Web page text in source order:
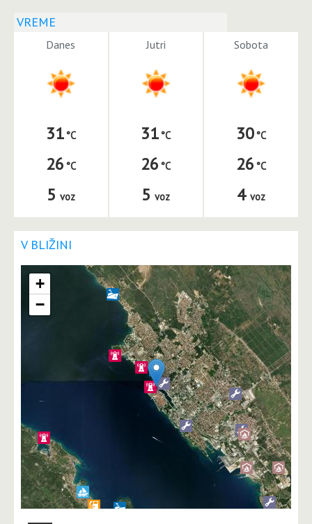
VREME
Danes
31
26
5 voz
Jutri
31
26
5 voz
Sobota
30
26
4 voz
V BLIŽINI
+
−